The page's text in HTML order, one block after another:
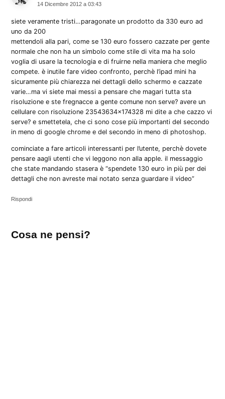
14 Dicembre 2012 a 03:43
siete veramente tristi…paragonate un prodotto da 330 euro ad
uno da 200
mettendoli alla pari, come se 130 euro fossero cazzate per gente
normale che non ha un simbolo come stile di vita ma ha solo
voglia di usare la tecnologia e di fruirne nella maniera che meglio
compete. è inutile fare video confronto, perchè l’ipad mini ha
sicuramente più chiarezza nei dettagli dello schermo e cazzate
varie…ma vi siete mai messi a pensare che magari tutta sta
risoluzione e ste fregnacce a gente comune non serve? avere un
cellulare con risoluzione 23543634×174328 mi dite a che cazzo vi
serve? e smettetela, che ci sono cose più importanti del secondo
in meno di google chrome e del secondo in meno di photoshop.
cominciate a fare articoli interessanti per l’utente, perchè dovete
pensare aagli utenti che vi leggono non alla apple. il messaggio
che state mandando stasera è “spendete 130 euro in più per dei
dettagli che non avreste mai notato senza guardare il video”
Rispondi
un
Cosa ne pensi?